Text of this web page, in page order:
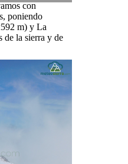
con
poniendo
m) y La
de la sierra y de